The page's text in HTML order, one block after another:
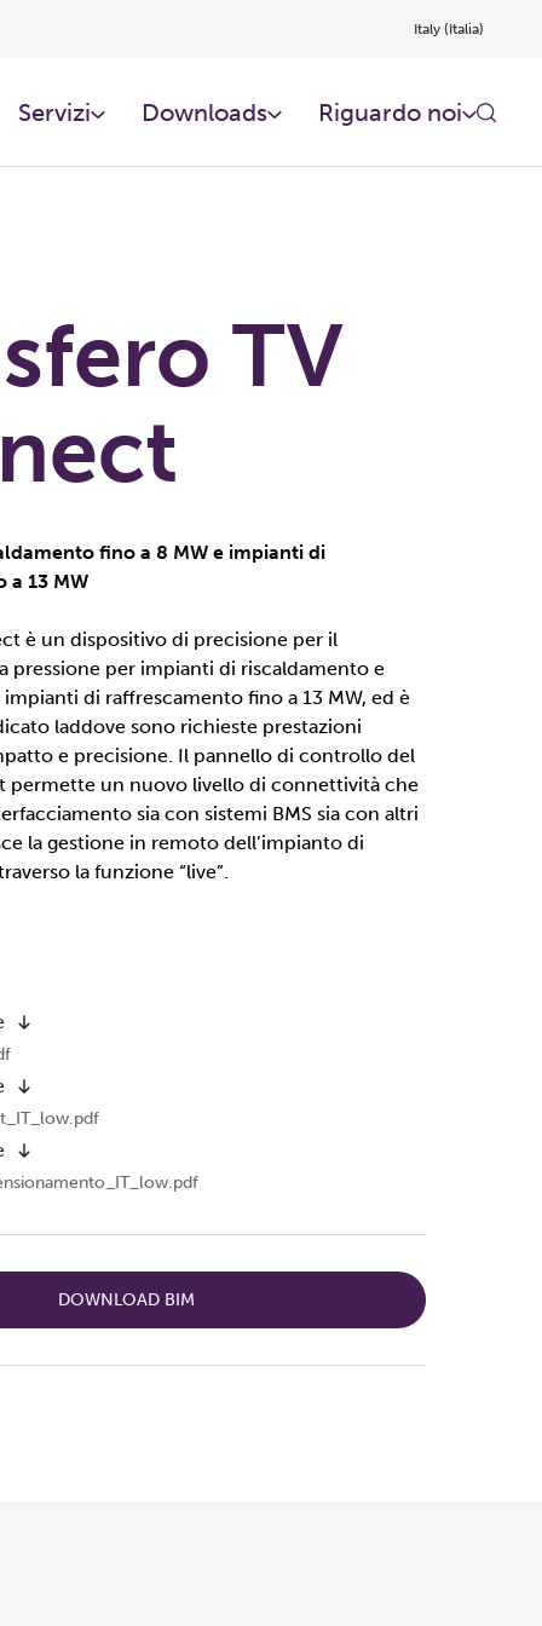
Italy (Italia)
Servizi Downloads Riguardo noi​
TV
fino a 8 MW e impianti di
a 13 MW
è un dispositivo di precisione per il
pressione per impianti di riscaldamento e
impianti di raffrescamento fino a 13 MW, ed è
laddove sono richieste prestazioni
e precisione. Il pannello di controllo del
permette un nuovo livello di connettività che
sia con sistemi BMS sia con altri
la gestione in remoto dell’impianto di
la funzione “live”.
DOWNLOAD BIM